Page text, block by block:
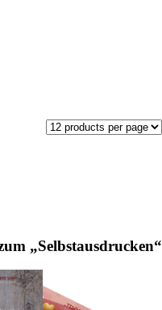
„Selbstausdrucken“